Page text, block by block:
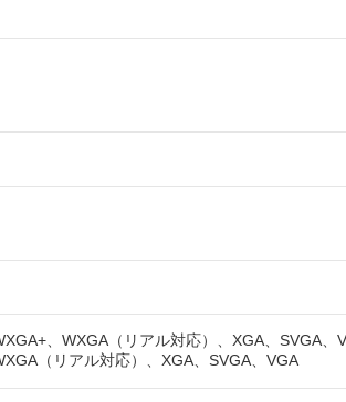
、WXGA（リアル対応）、XGA、SVGA、
（リアル対応）、XGA、SVGA、VGA